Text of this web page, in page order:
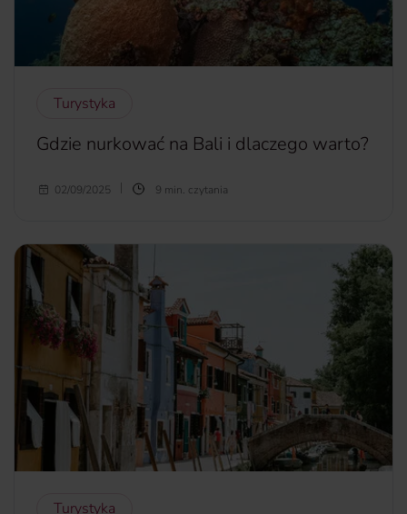
Turystyka
Gdzie nurkować na Bali i dlaczego warto?
Rajska przyroda i złociste plaże sprawiają, że Bali przyciąga
Sprawdź, dlaczego.
więcej...
02/09/2025 9 min. czytania
Turystyka